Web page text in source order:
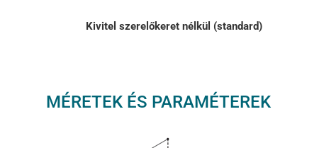
Kivitel szerelőkeret nélkül (standard)
MÉRETEK ÉS PARAMÉTEREK